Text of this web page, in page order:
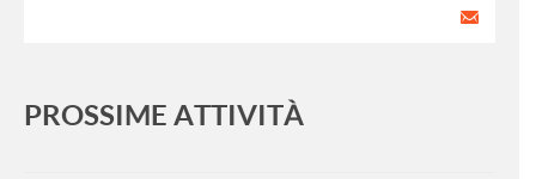
PROSSIME ATTIVITÀ